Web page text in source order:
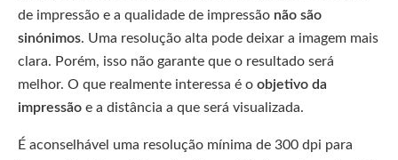
de impressão e a qualidade de impressão não são
sinónimos. Uma resolução alta pode deixar a imagem mais
clara. Porém, isso não garante que o resultado será
melhor. O que realmente interessa é o objetivo da
impressão e a distância a que será visualizada.
É aconselhável uma resolução mínima de 300 dpi para